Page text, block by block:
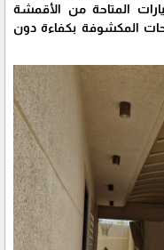
المتاحة من الأقمشة
المكشوفة بكفاءة دون